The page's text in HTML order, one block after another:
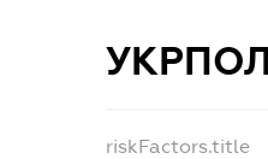
riskFactors.title